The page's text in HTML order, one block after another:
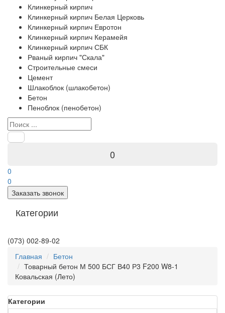
Клинкерный кирпич
Клинкерный кирпич Белая Церковь
Клинкерный кирпич Евротон
Клинкерный кирпич Керамейя
Клинкерный кирпич СБК
Рваный кирпич "Скала"
Строительные смеси
Цемент
Шлакоблок (шлакобетон)
Бетон
Пеноблок (пенобетон)
0
0
0
Заказать звонок
Категории
(073) 002-89-02
Главная
Бетон
Товарный бетон М 500 БСГ В40 Р3 F200 W8-1
Ковальская (Лето)
Категории